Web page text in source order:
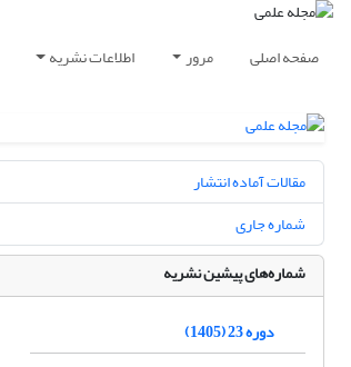
صفحه اصلی مرور اطلاعات نشریه
مقالات آماده انتشار
شماره جاری
شماره‌های پیشین نشریه
دوره 23 (1405)